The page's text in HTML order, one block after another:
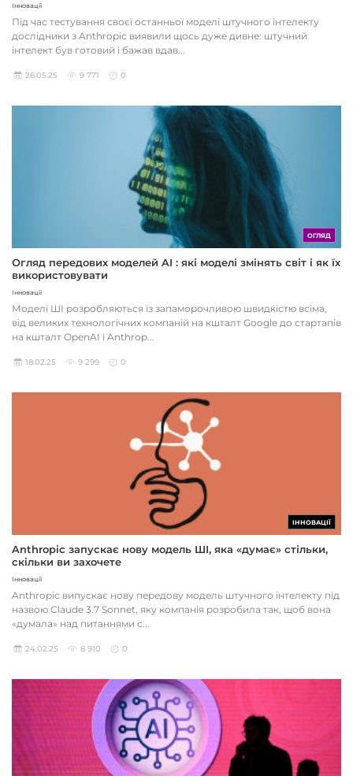
Інновації
Під час тестування своєї останньої моделі штучного інтелекту
дослідники з Anthropic виявили щось дуже дивне: штучний
інтелект був готовий і бажав вдав...
26.05.25 9 771 0
ОГЛЯД
Огляд передових моделей AI : які моделі змінять світ і як їх
використовувати
Інновації
Моделі ШІ розробляються із запаморочливою швидкістю всіма,
від великих технологічних компаній на кшталт Google до стартапів
на кшталт OpenAI і Anthrop...
18.02.25 9 299 0
ІННОВАЦІЇ
Anthropic запускає нову модель ШІ, яка «думає» стільки,
скільки ви захочете
Інновації
Anthropic випускає нову передову модель штучного інтелекту під
назвою Claude 3.7 Sonnet, яку компанія розробила так, щоб вона
«думала» над питаннями с...
24.02.25 8 910 0